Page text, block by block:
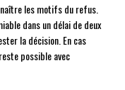
les motifs du refus.
dans un délai de deux
la décision. En cas
possible avec